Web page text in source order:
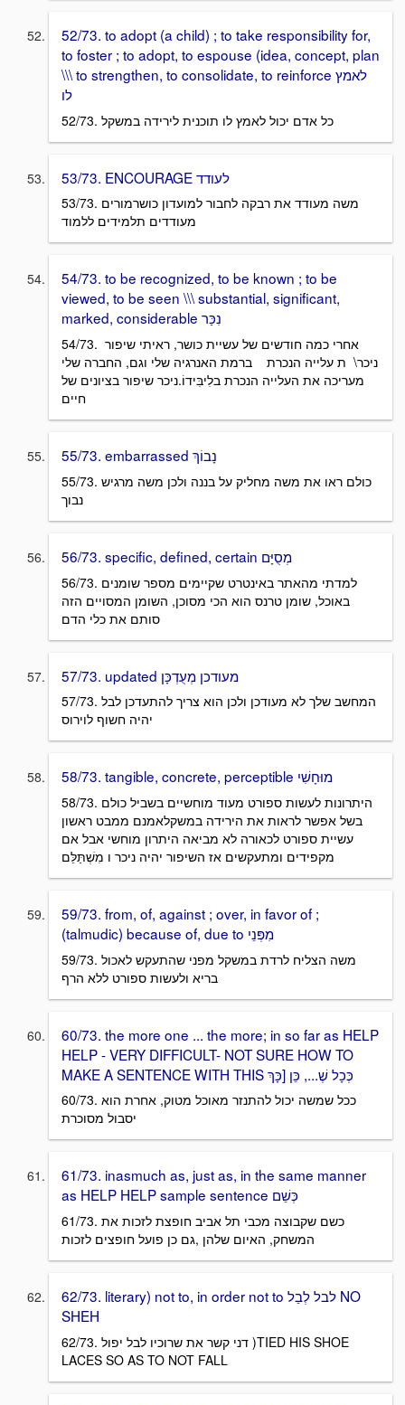
52/73. to adopt (a child) ; to take responsibility for,
to foster ; to adopt, to espouse (idea, concept, plan
\\\ to strengthen, to consolidate, to reinforce לאמץ
לו
52/73. כל אדם יכול לאמץ לו תוכנית לירידה במשקל
53/73. ENCOURAGE לעודד
53/73. משה מעודד את רבקה לחבור למועדון כושרמורים
מעודדים תלמידים ללמוד
54/73. to be recognized, to be known ; to be
viewed, to be seen \\\ substantial, significant,
54/73. אחרי כמה חודשים של עשיית כושר, ראיתי שיפור
ניכר\ ת עלייה הנכרת ברמת האנרגיה שלי וגם, החברה שלי
מעריכה את העלייה הנכרת בלִיבִּידוֹ.ניכר שיפור בציונים של
חיים
55/73. כולם ראו את משה מחליק על בננה ולכן משה מרגיש
נבוך
56/73. למדתי מהאתר באינטרט שקיימים מספר שומנים
באוכל, שומן טרנס הוא הכי מסוכן, השומן המסויים הזה
סותם את כלי הדם
57/73. updated מעודכן מְעֻדְכָּן
57/73. המחשב שלך לא מעודכן ולכן הוא צריך להתעדכן לבל
יהיה חשוף לוירוס
58/73. היתרונות לעשות ספורט מעוד מוחשיים בשביל כולם
בשל אפשר לראות את הירידה במשקלאמנם ממבט ראשון
עשיית ספורט לכאורה לא מביאה היתרון מוחשי אבל אם
מקפידים ומתעקשים אז השיפור יהיה ניכר ו מִשְׁתַּלֵּם
59/73. from, of, against ; over, in favor of ;
59/73. משה הצליח לרדת במשקל מפני שהתעקש לאכול
בריא ולעשות ספורט ללא הרף
60/73. the more one ... the more; in so far as HELP
HELP - VERY DIFFICULT- NOT SURE HOW TO
MAKE A SENTENCE WITH THIS כְּכָל שֶׁ..., כֵּן [כָּךְ
60/73. ככל שמשה יכול להתנזר מאוכל מטוק, אחרת הוא
יסבול מסוכרת
61/73. inasmuch as, just as, in the same manner
61/73. כשם שקבוצה מכבי תל אביב חופצת לזכות את
המשחק, האיום שלהן ,גם כן פועל חופצים לזכות
62/73. literary) not to, in order not to לבל לְבַל NO
SHEH
62/73. דני קשר את שרוכיו לבל יפול )TIED HIS SHOE
LACES SO AS TO NOT FALL